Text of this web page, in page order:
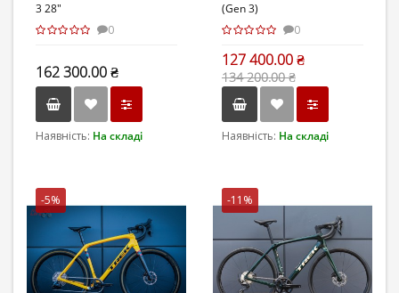
3 28"
0
162 300.00 ₴
Наявність: На складі
(Gen 3)
0
127 400.00 ₴
134 200.00 ₴
Наявність: На складі
-5% -11%